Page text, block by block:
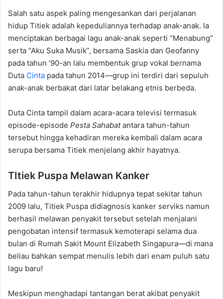
Salah satu aspek paling mengesankan dari perjalanan
hidup Titiek adalah kepeduliannya terhadap anak-anak. Ia
menciptakan berbagai lagu anak-anak seperti “Menabung”
serta “Aku Suka Musik”, bersama Saskia dan Geofanny
pada tahun ’90-an lalu membentuk grup vokal bernama
Duta Cinta pada tahun 2014—grup ini terdiri dari sepuluh
anak-anak berbakat dari latar belakang etnis berbeda.
Duta Cinta tampil dalam acara-acara televisi termasuk
episode-episode Pesta Sahabatantara tahun-tahun
tersebut hingga kehadiran mereka kembali dalam acara
serupa bersama Titiek menjelang akhir hayatnya.
TItiek Puspa Melawan Kanker
Pada tahun-tahun terakhir hidupnya tepat sekitar tahun
2009 lalu, Titiek Puspa didiagnosis kanker serviks namun
berhasil melawan penyakit tersebut setelah menjalani
pengobatan intensif termasuk kemoterapi selama dua
bulan di Rumah Sakit Mount Elizabeth Singapura—di mana
beliau bahkan sempat menulis lebih dari enam puluh satu
lagu baru!
Meskipun menghadapi tantangan berat akibat penyakit